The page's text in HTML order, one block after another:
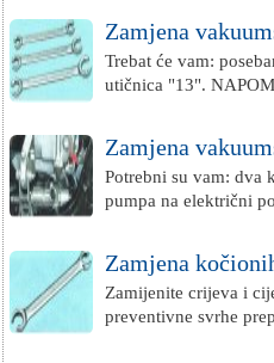
Zamjena
Trebat će vam:
utičnica "13".
Zamjena
Potrebni su vam: dva
pumpa na električni
Zamjena
Zamijenite crijeva i
preventivne svrhe